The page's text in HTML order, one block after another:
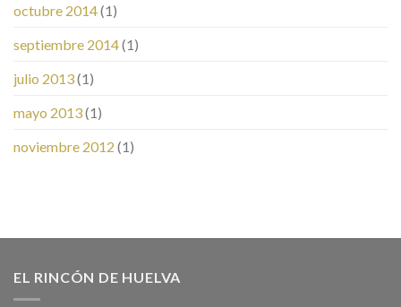
octubre 2014(1)
septiembre 2014(1)
julio 2013(1)
mayo 2013(1)
noviembre 2012 (1)
EL RINCÓN DE HUELVA